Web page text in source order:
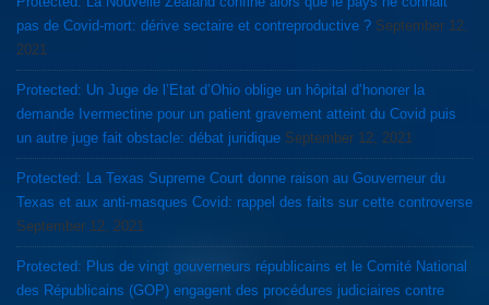
pas de Covid-mort: dérive sectaire et contreproductive ? September 12,
2021
Protected: Un Juge de l’Etat d’Ohio oblige un hôpital d’honorer la
demande Ivermectine pour un patient gravement atteint du Covid puis
un autre juge fait obstacle: débat juridique September 12, 2021
Protected: La Texas Supreme Court donne raison au Gouverneur du
Texas et aux anti-masques Covid: rappel des faits sur cette controverse
September 12, 2021
Protected: Plus de vingt gouverneurs républicains et le Comité National
des Républicains (GOP) engagent des procédures judiciaires contre